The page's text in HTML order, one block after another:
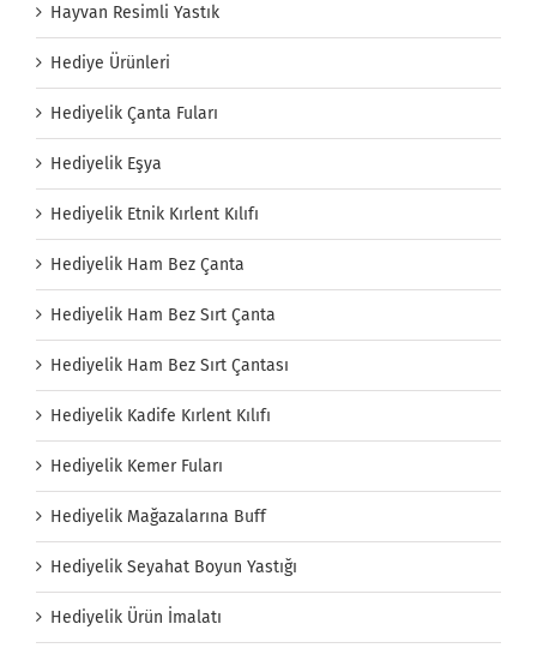
Hayvan Resimli Yastık
Hediye Ürünleri
Hediyelik Çanta Fuları
Hediyelik Eşya
Hediyelik Etnik Kırlent Kılıfı
Hediyelik Ham Bez Çanta
Hediyelik Ham Bez Sırt Çanta
Hediyelik Ham Bez Sırt Çantası
Hediyelik Kadife Kırlent Kılıfı
Hediyelik Kemer Fuları
Hediyelik Mağazalarına Buff
Hediyelik Seyahat Boyun Yastığı
Hediyelik Ürün İmalatı